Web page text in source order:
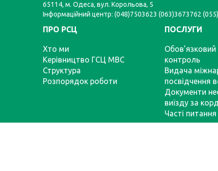
65114, м. Одеса, вул. Корольова, 5
Інформаційний центр: (048)7503623 (063)3673762
ПРО РСЦ
Хто ми
Керівництво ГСЦ МВС
Структура
Розпорядок роботи
ПОСЛУГИ
Обов’язковий
контроль
Видача
посвідчення
Документи
виїзду за
Часті питання